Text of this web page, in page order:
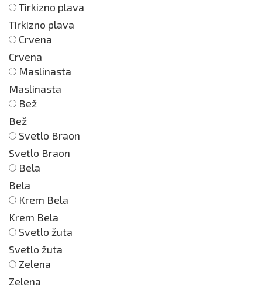
Tirkizno plava
Tirkizno plava
Crvena
Crvena
Maslinasta
Maslinasta
Bež
Bež
Svetlo Braon
Svetlo Braon
Bela
Bela
Krem Bela
Krem Bela
Svetlo žuta
Svetlo žuta
Zelena
Zelena